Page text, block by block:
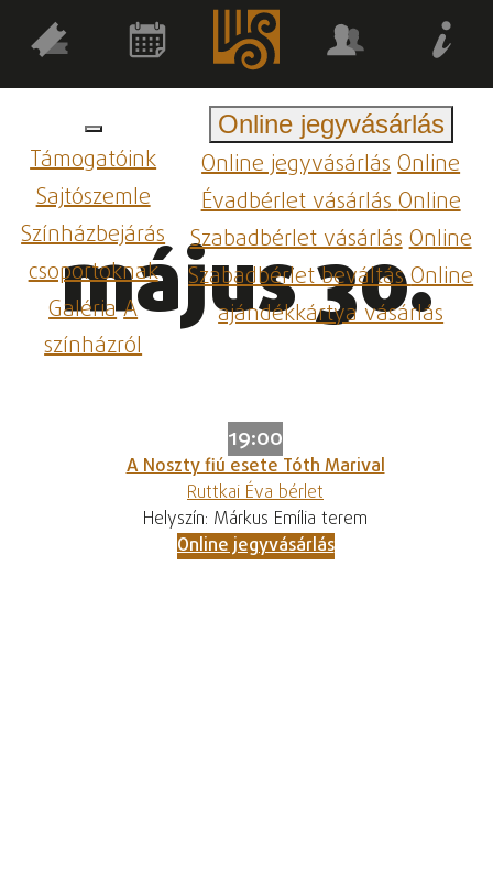
Támogatóink
Sajtószemle
Színházbejárás
csoportoknak
GalériaA
színházról
Online jegyvásárlás
Online jegyvásárlásOnline
Évadbérlet vásárlásOnline
Szabadbérlet vásárlásOnline
Szabadbérlet beváltásOnline
ajándékkártya vásárlás
május 30.
19:00
A Noszty fiú esete Tóth Marival
Ruttkai Éva bérlet
Helyszín: Márkus Emília terem
Online jegyvásárlás